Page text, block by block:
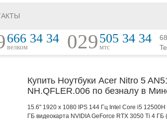
666 34 34
велком 029505 34 34
мтс
Купить Ноутбуки Acer Nitro 5
NH.QFLER.006 по безналу в
15.6" 1920 x 1080 IPS 144 Гц Intel Core i5
ГБ видеокарта NVIDIA GeForce RTX 3050 Ti 4 ГБ